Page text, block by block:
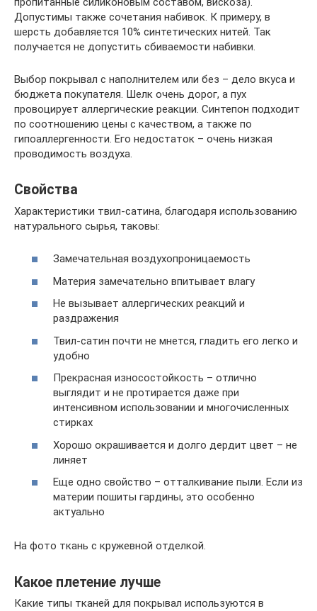
Допустимы также сочетания набивок. К примеру, в
шерсть добавляется 10% синтетических нитей. Так
получается не допустить сбиваемости набивки.
Выбор покрывал с наполнителем или без – дело вкуса и
бюджета покупателя. Шелк очень дорог, а пух
провоцирует аллергические реакции. Синтепон подходит
по соотношению цены с качеством, а также по
гипоаллергенности. Его недостаток – очень низкая
проводимость воздуха.
Свойства
Характеристики твил-сатина, благодаря использованию
натурального сырья, таковы:
Замечательная воздухопроницаемость
Материя замечательно впитывает влагу
Не вызывает аллергических реакций и
раздражения
Твил-сатин почти не мнется, гладить его легко и
удобно
Прекрасная износостойкость – отлично
выглядит и не протирается даже при
интенсивном использовании и многочисленных
стирках
Хорошо окрашивается и долго дердит цвет – не
линяет
Еще одно свойство – отталкивание пыли. Если из
материи пошиты гардины, это особенно
актуально
На фото ткань с кружевной отделкой.
Какое плетение лучше
Какие типы тканей для покрывал используются в